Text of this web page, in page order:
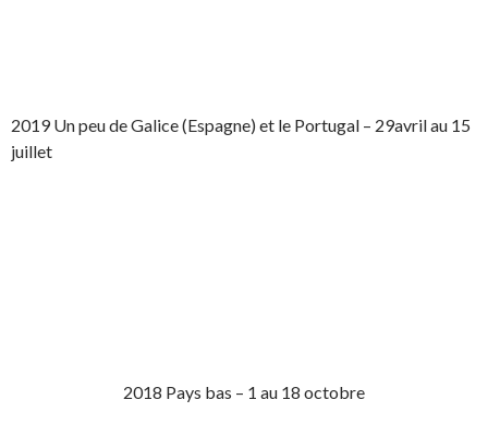
2019 Un peu de Galice (Espagne) et le Portugal – 29avril au 15
juillet
2018 Pays bas – 1 au 18 octobre